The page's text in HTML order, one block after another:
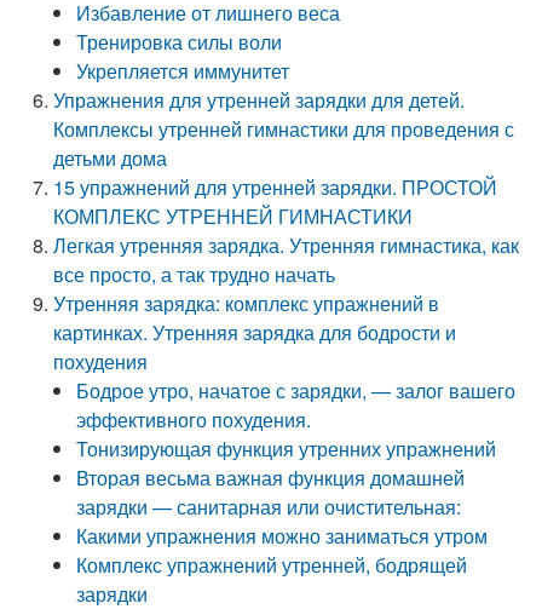
Избавление от лишнего веса
Тренировка силы воли
Укрепляется иммунитет
Упражнения для утренней зарядки для детей.
Комплексы утренней гимнастики для проведения с
детьми дома
15 упражнений для утренней зарядки. ПРОСТОЙ
КОМПЛЕКС УТРЕННЕЙ ГИМНАСТИКИ
Легкая утренняя зарядка. Утренняя гимнастика, как
все просто, а так трудно начать
Утренняя зарядка: комплекс упражнений в
картинках. Утренняя зарядка для бодрости и
похудения
Бодрое утро, начатое с зарядки, — залог вашего
эффективного похудения.
Тонизирующая функция утренних упражнений
Вторая весьма важная функция домашней
зарядки — санитарная или очистительная:
Какими упражнения можно заниматься утром
Комплекс упражнений утренней, бодрящей
зарядки